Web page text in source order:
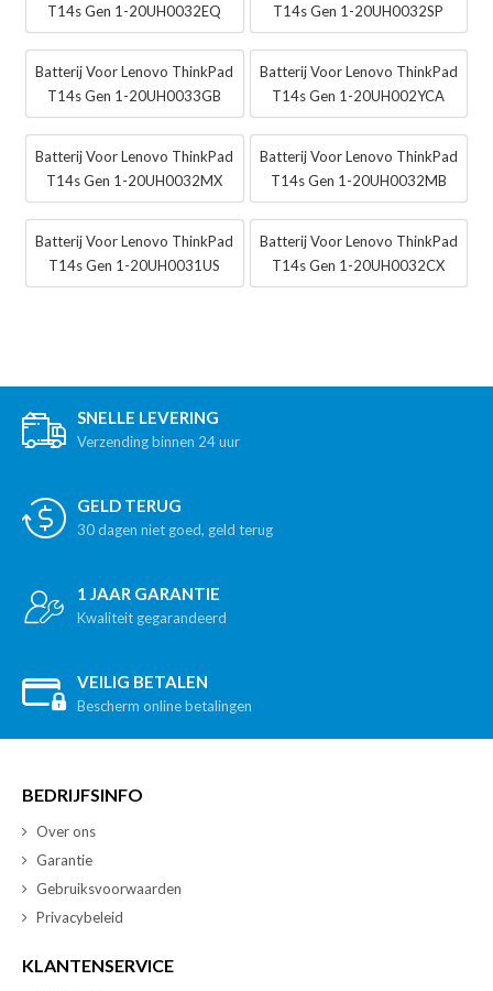
T14s Gen 1-20UH0032EQ
T14s Gen 1-20UH0032SP
Batterij Voor Lenovo ThinkPad
T14s Gen 1-20UH0033GB
Batterij Voor Lenovo ThinkPad
T14s Gen 1-20UH002YCA
Batterij Voor Lenovo ThinkPad
T14s Gen 1-20UH0032MX
Batterij Voor Lenovo ThinkPad
T14s Gen 1-20UH0032MB
Batterij Voor Lenovo ThinkPad
T14s Gen 1-20UH0031US
Batterij Voor Lenovo ThinkPad
T14s Gen 1-20UH0032CX
SNELLE LEVERING
Verzending binnen 24 uur
GELD TERUG
30 dagen niet goed, geld terug
1 JAAR GARANTIE
Kwaliteit gegarandeerd
VEILIG BETALEN
Bescherm online betalingen
BEDRIJFSINFO
Over ons
Garantie
Gebruiksvoorwaarden
Privacybeleid
KLANTENSERVICE